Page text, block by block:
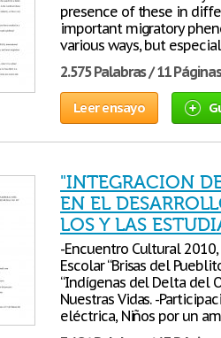
presence of these in
important migratory
various ways, but
2.575 Palabras / 11 Páginas
Leer ensayo
"INTEGRACION
EN EL
LOS Y LAS
-Encuentro Cultural
Escolar “Brisas del
“Indígenas del Delta del
Nuestras Vidas. -
eléctrica, Niños por un